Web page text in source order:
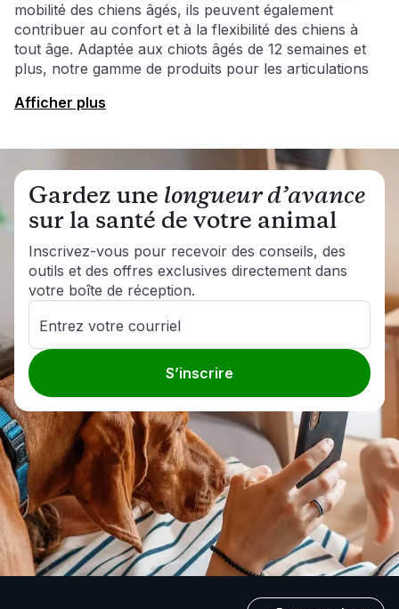
mobilité des chiens âgés, ils peuvent également
contribuer au confort et à la flexibilité des chiens à
tout âge. Adaptée aux chiots âgés de 12 semaines et
plus, notre gamme de produits pour les articulations
sain des os et des articulations de votre chien à
Encouragez le jeu sans limites, les mouvements
conscients et le plaisir sans fin à tout âge grâce aux
suppléments pour la santé des articulations
scientifiquement formulés de PetLabCo.®
Afficher plus
Gardez une longueur d’avance
sur la santé de votre animal
Inscrivez-vous pour recevoir des conseils, des
outils et des offres exclusives directement dans
votre boîte de réception.
Entrez votre courriel
S’inscrire